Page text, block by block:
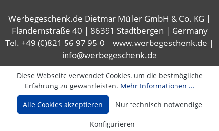
Werbegeschenk.de Dietmar Müller GmbH & Co. KG |
Flandernstraße 40 | 86391 Stadtbergen | Germany
Tel. +49 (0)821 56 97 95-0 | www.werbegeschenk.de |
info@werbegeschenk.de
Diese Webseite verwendet Cookies, um die bestmögliche
Erfahrung zu gewährleisten. Mehr Informationen ...
Alle Cookies akzeptieren
Nur technisch notwendige
Konfigurieren